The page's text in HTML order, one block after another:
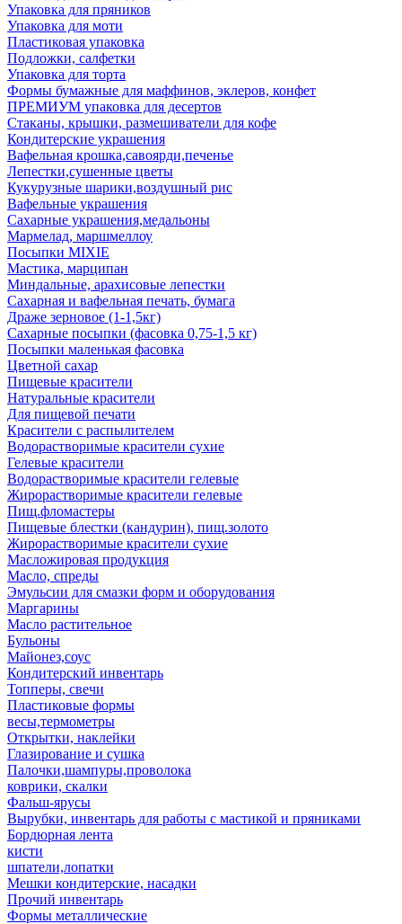
Упаковка для пряников
Упаковка для моти
Пластиковая упаковка
Подложки, салфетки
Упаковка для торта
Формы бумажные для маффинов, эклеров, конфет
ПРЕМИУМ упаковка для десертов
Стаканы, крышки, размешиватели для кофе
Кондитерские украшения
Вафельная крошка,савоярди,печенье
Лепестки,сушенные цветы
Кукурузные шарики,воздушный рис
Вафельные украшения
Сахарные украшения,медальоны
Мармелад, маршмеллоу
Посыпки MIXIE
Мастика, марципан
Миндальные, арахисовые лепестки
Сахарная и вафельная печать, бумага
Драже зерновое (1-1,5кг)
Сахарные посыпки (фасовка 0,75-1,5 кг)
Посыпки маленькая фасовка
Цветной сахар
Пищевые красители
Натуральные красители
Для пищевой печати
Красители с распылителем
Водорастворимые красители сухие
Гелевые красители
Водорастворимые красители гелевые
Жирорастворимые красители гелевые
Пищ.фломастеры
Пищевые блестки (кандурин), пищ.золото
Жирорастворимые красители сухие
Масложировая продукция
Масло, спреды
Эмульсии для смазки форм и оборудования
Маргарины
Масло растительное
Бульоны
Майонез,соус
Кондитерский инвентарь
Топперы, свечи
Пластиковые формы
весы,термометры
Открытки, наклейки
Глазирование и сушка
Палочки,шампуры,проволока
коврики, скалки
Фальш-ярусы
Вырубки, инвентарь для работы с мастикой и пряниками
Бордюрная лента
кисти
шпатели,лопатки
Мешки кондитерские, насадки
Прочий инвентарь
Формы металлические